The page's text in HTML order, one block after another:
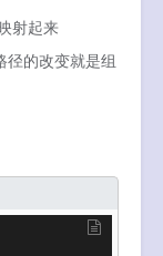
射起来
的改变就是组